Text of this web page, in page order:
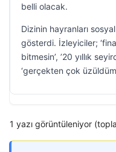
belli olacak.
Dizinin hayranları
gösterdi. İzleyiciler;
bitmesin’, ’20 yıllık
‘gerçekten çok
1 yazı görüntüleniyor